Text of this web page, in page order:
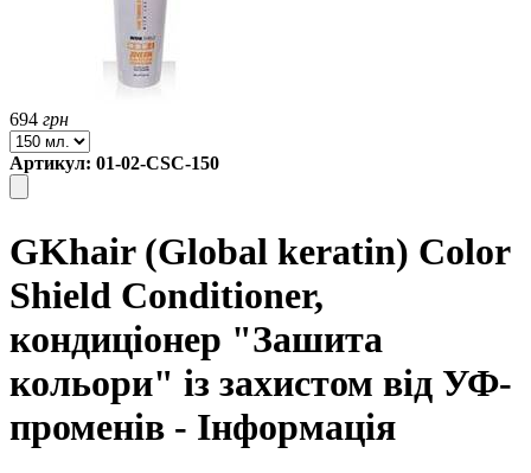
694 грн
Артикул: 01-02-CSC-150
GKhair (Global keratin) Color
Shield Conditioner,
кондиціонер "Зашита
кольори" із захистом від УФ-
променів - Інформація